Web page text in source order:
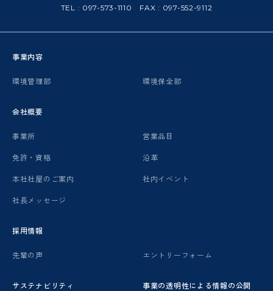
TEL : 097-573-1110 FAX : 097-552-9112
事業内容
環境管理部 環境保全部
会社概要
事業所 営業品目
免許・資格 沿革
本社社屋のご案内 社内イベント
社長メッセージ
採用情報
先輩の声 エントリーフォーム
サステナビリティ 事業の透明性による情報の公開